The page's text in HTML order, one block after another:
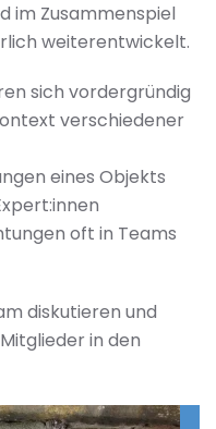
im Zusammenspiel
weiterentwickelt.
sich vordergründig
verschiedener
eines Objekts
oft in Teams
diskutieren und
in den